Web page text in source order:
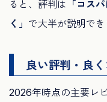
ると、評判は 「コス
く」 で大半が説明でき
良い評判・良
2026年時点の主要レ